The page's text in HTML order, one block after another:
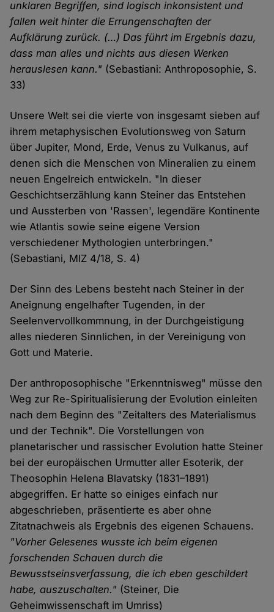
unklaren Begriffen, sind logisch inkonsistent und
fallen weit hinter die Errungenschaften der
Aufklärung zurück. (…) Das führt im Ergebnis dazu,
dass man alles und nichts aus diesen Werken
herauslesen kann." (Sebastiani: Anthroposophie, S.
33)
Unsere Welt sei die vierte von insgesamt sieben auf
ihrem metaphysischen Evolutionsweg von Saturn
über Jupiter, Mond, Erde, Venus zu Vulkanus, auf
denen sich die Menschen von Mineralien zu einem
neuen Engelreich entwickeln. "In dieser
Geschichtserzählung kann Steiner das Entstehen
und Aussterben von 'Rassen', legendäre Kontinente
wie Atlantis sowie seine eigene Version
verschiedener Mythologien unterbringen."
(Sebastiani, MIZ 4/18, S. 4)
Der Sinn des Lebens besteht nach Steiner in der
Aneignung engelhafter Tugenden, in der
Seelenvervollkommnung, in der Durchgeistigung
alles niederen Sinnlichen, in der Vereinigung von
Gott und Materie.
Der anthroposophische "Erkenntnisweg" müsse den
Weg zur Re-Spiritualisierung der Evolution einleiten
nach dem Beginn des "Zeitalters des Materialismus
und der Technik". Die Vorstellungen von
planetarischer und rassischer Evolution hatte Steiner
bei der europäischen Urmutter aller Esoterik, der
Theosophin Helena Blavatsky (1831–1891)
abgegriffen. Er hatte so einiges einfach nur
abgeschrieben, präsentierte es aber ohne
Zitatnachweis als Ergebnis des eigenen Schauens.
"Vorher Gelesenes wusste ich beim eigenen
forschenden Schauen durch die
Bewusstseinsverfassung, die ich eben geschildert
habe, auszuschalten." (Steiner, Die
Geheimwissenschaft im Umriss)
Cookies